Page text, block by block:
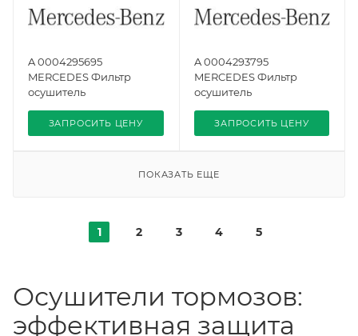
A 0004295695
MERCEDES Фильтр
осушитель
ЗАПРОСИТЬ ЦЕНУ
A 0004293795
MERCEDES Фильтр
осушитель
ЗАПРОСИТЬ ЦЕНУ
ПОКАЗАТЬ ЕЩЕ
1 2 3 4 5
Осушители тормозов:
эффективная защита